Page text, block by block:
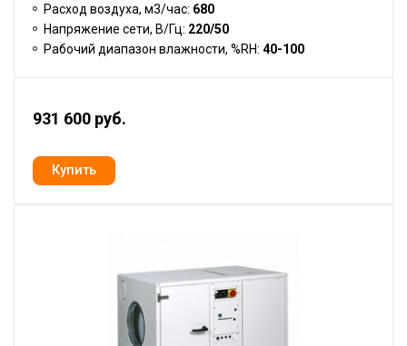
Расход воздуха, м3/час: 680
Напряжение сети, В/Гц: 220/50
Рабочий диапазон влажности, %RH: 40-100
931 600 руб.